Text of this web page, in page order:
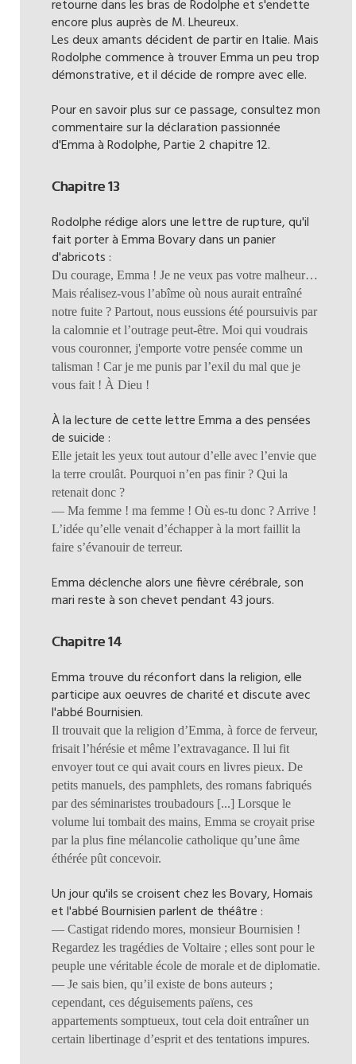
retourne dans les bras de Rodolphe et s'endette
encore plus auprès de M. Lheureux.
Les deux amants décident de partir en Italie. Mais
Rodolphe commence à trouver Emma un peu trop
démonstrative, et il décide de rompre avec elle.
Pour en savoir plus sur ce passage, consultez mon
commentaire sur la déclaration passionnée
d'Emma à Rodolphe, Partie 2 chapitre 12.
Chapitre 13
Rodolphe rédige alors une lettre de rupture, qu'il
fait porter à Emma Bovary dans un panier
d'abricots :
Du courage, Emma ! Je ne veux pas votre malheur…
Mais réalisez-vous l’abîme où nous aurait entraîné
notre fuite ? Partout, nous eussions été poursuivis par
la calomnie et l’outrage peut-être. Moi qui voudrais
vous couronner, j'emporte votre pensée comme un
talisman ! Car je me punis par l’exil du mal que je
vous fait ! À Dieu !
À la lecture de cette lettre Emma a des pensées
de suicide :
Elle jetait les yeux tout autour d’elle avec l’envie que
la terre croulât. Pourquoi n’en pas finir ? Qui la
retenait donc ?
— Ma femme ! ma femme ! Où es-tu donc ? Arrive !
L’idée qu’elle venait d’échapper à la mort faillit la
faire s’évanouir de terreur.
Emma déclenche alors une fièvre cérébrale, son
mari reste à son chevet pendant 43 jours.
Chapitre 14
Emma trouve du réconfort dans la religion, elle
participe aux oeuvres de charité et discute avec
l'abbé Bournisien.
Il trouvait que la religion d’Emma, à force de ferveur,
frisait l’hérésie et même l’extravagance. Il lui fit
envoyer tout ce qui avait cours en livres pieux. De
petits manuels, des pamphlets, des romans fabriqués
par des séminaristes troubadours [...] Lorsque le
volume lui tombait des mains, Emma se croyait prise
par la plus fine mélancolie catholique qu’une âme
éthérée pût concevoir.
Un jour qu'ils se croisent chez les Bovary, Homais
et l'abbé Bournisien parlent de théâtre :
— Castigat ridendo mores, monsieur Bournisien !
Regardez les tragédies de Voltaire ; elles sont pour le
peuple une véritable école de morale et de diplomatie.
— Je sais bien, qu’il existe de bons auteurs ;
cependant, ces déguisements païens, ces
appartements somptueux, tout cela doit entraîner un
certain libertinage d’esprit et des tentations impures.